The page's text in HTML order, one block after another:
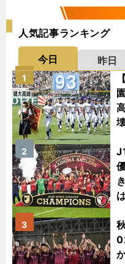
人気記事ランキング
今日 昨日
1
2
3